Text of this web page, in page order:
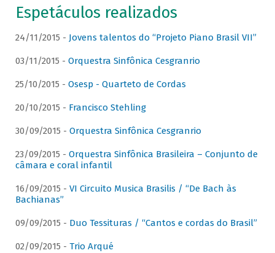
Espetáculos realizados
24/11/2015 - Jovens talentos do “Projeto Piano Brasil VII”
03/11/2015 - Orquestra Sinfônica Cesgranrio
25/10/2015 - Osesp - Quarteto de Cordas
20/10/2015 - Francisco Stehling
30/09/2015 - Orquestra Sinfônica Cesgranrio
23/09/2015 - Orquestra Sinfônica Brasileira – Conjunto de
câmara e coral infantil
16/09/2015 - VI Circuito Musica Brasilis / “De Bach às
Bachianas”
09/09/2015 - Duo Tessituras / “Cantos e cordas do Brasil”
02/09/2015 - Trio Arqué